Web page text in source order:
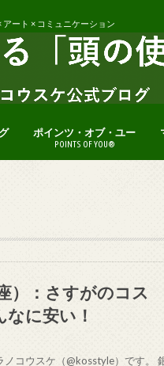
アート × コミュニケーション
ポインツ・オブ・ユー
POINTS OF YOU®
）：さすがのコス
に安い！
コウスケ（@kosstyle）です。